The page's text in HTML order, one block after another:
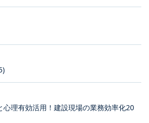
心理有効活用！建設現場の業務効率化20